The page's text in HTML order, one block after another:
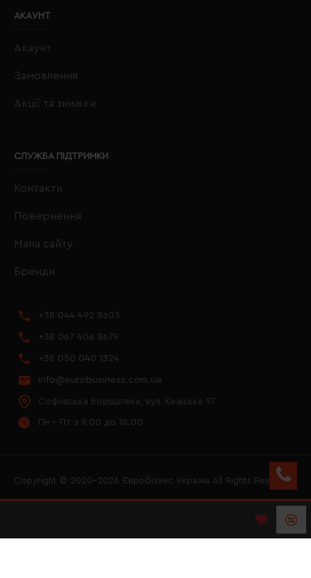
АКАУНТ
Акаунт
Замовлення
Акції та знижки
СЛУЖБА ПІДТРИМКИ
Контакти
Повернення
Мапа сайту
Бренди
+38 044 492 8603
+38 067 406 8679
+38 050 040 1324
info@eurobusiness.com.ua
Софіївська Борщагівка, вул. Київська 97
Пн - Пт з 9.00 до 18.00
Copyright © 2020–2026 Євробізнес Україна All Rights Reserved
LOGO ЄВРОБІЗНЕС